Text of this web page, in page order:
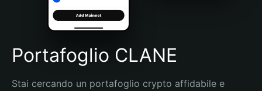
Português (Brasil)
Español (Argentina)
Portafoglio CLANE
Stai cercando un portafoglio crypto affidabile e